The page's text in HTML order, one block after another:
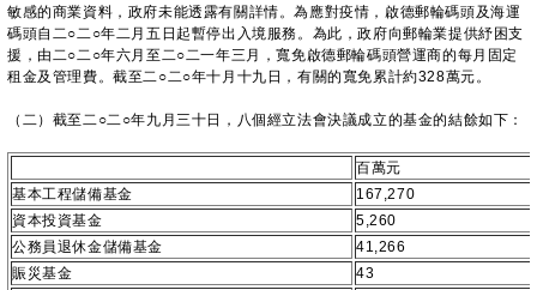
敏感的商業資料，政府未能透露有關詳情。為應對疫情，啟德郵輪碼頭及海運
碼頭自二○二○年二月五日起暫停出入境服務。為此，政府向郵輪業提供紓困支
援，由二○二○年六月至二○二一年三月，寬免啟德郵輪碼頭營運商的每月固定
租金及管理費。截至二○二○年十月十九日，有關的寬免累計約328萬元。
（二）截至二○二○年九月三十日，八個經立法會決議成立的基金的結餘如下：
百萬元
基本工程儲備基金
167,270
資本投資基金
5,260
公務員退休金儲備基金
41,266
賑災基金
43